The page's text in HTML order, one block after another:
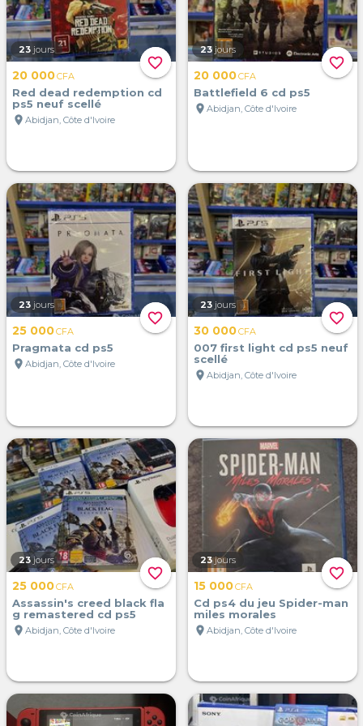
favorite_border
23 jours
20 000CFA
Red dead redemption cd
ps5 neuf scellé
location_on Abidjan, Côte d'Ivoire
favorite_border
23 jours
20 000CFA
Battlefield 6 cd ps5
location_on Abidjan, Côte d'Ivoire
favorite_border
23 jours
25 000CFA
Pragmata cd ps5
location_on Abidjan, Côte d'Ivoire
favorite_border
23 jours
30 000CFA
007 first light cd ps5 neuf
scellé
location_on Abidjan, Côte d'Ivoire
favorite_border
23 jours
25 000CFA
Assassin's creed black fla
g remastered cd ps5
location_on Abidjan, Côte d'Ivoire
favorite_border
23 jours
15 000CFA
Cd ps4 du jeu Spider-man
miles morales
location_on Abidjan, Côte d'Ivoire